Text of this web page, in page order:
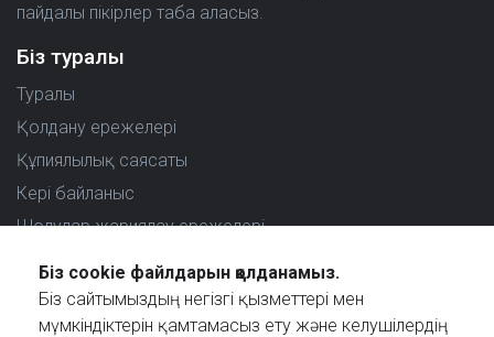
пайдалы пікірлер таба аласыз.
Біз туралы
Туралы
Қолдану ережелері
Құпиялылық саясаты
Кері байланыс
Шолулар жариялау ережелері
Елді таңдаңыз
Сізді қай елдегі шолулар қызықтырады?
Біз cookie файлдарын қолданамыз.
Біз сайтымыздың негізгі қызметтері мен
мүмкіндіктерін қамтамасыз ету және келушілердің